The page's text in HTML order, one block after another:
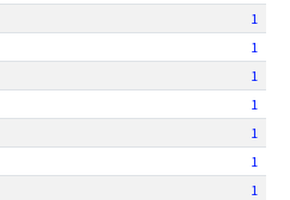
1
1
1
1
1
1
1